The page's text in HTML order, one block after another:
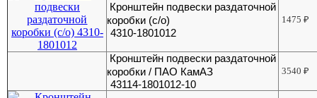
Кронштейн подвески раздаточной
коробки (с/о)
4310-1801012
1475₽
Кронштейн подвески раздаточной
коробки / ПАО КамАЗ
43114-1801012-10
3540₽